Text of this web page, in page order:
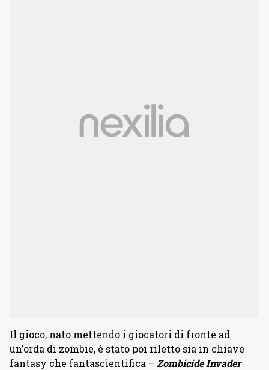
Il gioco, nato mettendo i giocatori di fronte ad
un’orda di zombie, è stato poi riletto sia in chiave
fantasy che fantascientifica – Zombicide Invader